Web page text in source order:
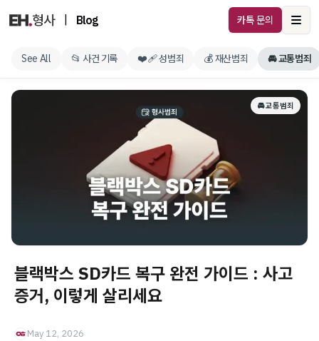
Blog 카톡 문의
See All 📂 사건 기록 ❤️‍🩹 성범죄 💰 재산범죄 🚘 교통범죄
🚘 교통범죄
블랙박스 SD카드 복구 완전 가이드 : 사고
증거, 이렇게 살리세요
May 12, 2026